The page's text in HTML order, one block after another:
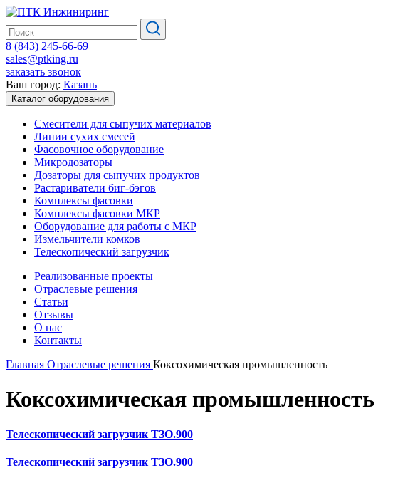
8 (843) 245-66-69
sales@ptking.ru
заказать звонок
Ваш город: Казань
Каталог оборудования
Смесители для сыпучих материалов
Линии сухих смесей
Фасовочное оборудование
Микродозаторы
Дозаторы для сыпучих продуктов
Растариватели биг-бэгов
Комплексы фасовки
Комплексы фасовки МКР
Оборудование для работы с МКР
Измельчители комков
Телескопический загрузчик
Реализованные проекты
Отраслевые решения
Статьи
Отзывы
О нас
Контакты
Главная Отраслевые решения Коксохимическая промышленность
Коксохимическая промышленность
Телескопический загрузчик ТЗО.900
Телескопический загрузчик ТЗО.900